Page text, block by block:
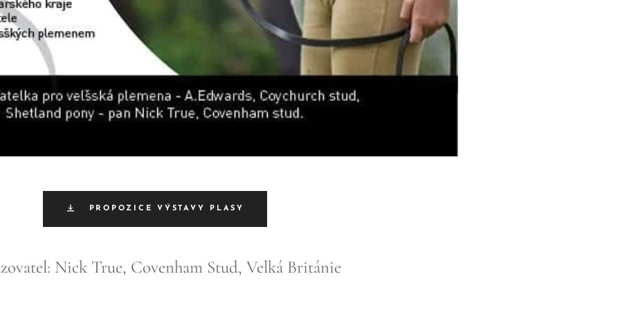
PROPOZICE VÝSTAVY PLASY
Nick True, Covenham Stud, Velká Británie